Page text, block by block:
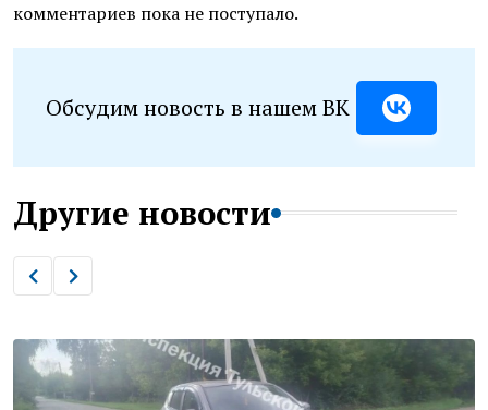
комментариев пока не поступало.
Обсудим новость в нашем ВК
Другие новости